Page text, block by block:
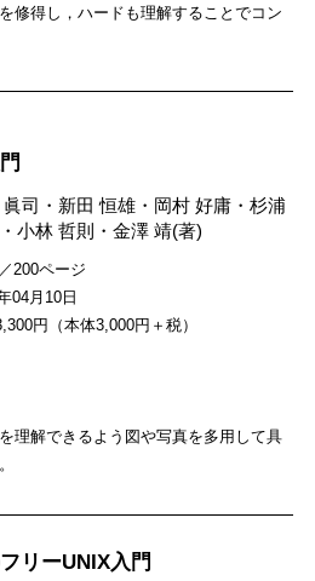
修得し，ハードも理解することでコン
司 ・ 新田 恒雄 ・ 岡村 好庸 ・杉浦
・小林 哲則 ・金澤 靖(著)
200ページ
04月10日
円（本体3,000円＋税）
理解できるよう図や写真を多用して具
リーUNIX入門